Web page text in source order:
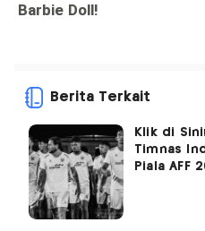
Berita Terkait
Klik di
Timnas
Piala AFF